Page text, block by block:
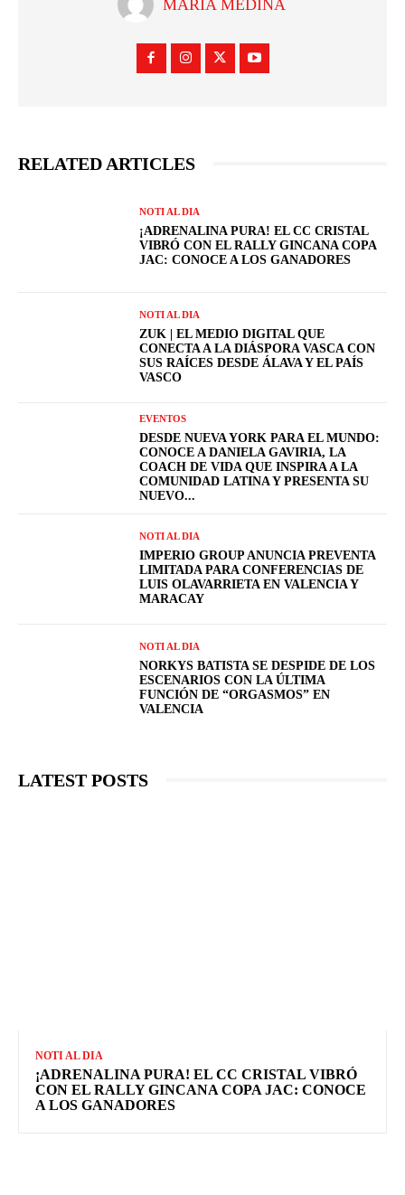
MARIA MEDINA
RELATED ARTICLES
NOTI AL DIA
¡ADRENALINA PURA! EL CC CRISTAL
VIBRÓ CON EL RALLY GINCANA COPA
JAC: CONOCE A LOS GANADORES
NOTI AL DIA
ZUK | EL MEDIO DIGITAL QUE
CONECTA A LA DIÁSPORA VASCA CON
SUS RAÍCES DESDE ÁLAVA Y EL PAÍS
VASCO
EVENTOS
DESDE NUEVA YORK PARA EL MUNDO:
CONOCE A DANIELA GAVIRIA, LA
COACH DE VIDA QUE INSPIRA A LA
COMUNIDAD LATINA Y PRESENTA SU
NUEVO...
NOTI AL DIA
IMPERIO GROUP ANUNCIA PREVENTA
LIMITADA PARA CONFERENCIAS DE
LUIS OLAVARRIETA EN VALENCIA Y
MARACAY
NOTI AL DIA
NORKYS BATISTA SE DESPIDE DE LOS
ESCENARIOS CON LA ÚLTIMA
FUNCIÓN DE “ORGASMOS” EN
VALENCIA
LATEST POSTS
NOTI AL DIA
¡ADRENALINA PURA! EL CC CRISTAL VIBRÓ
CON EL RALLY GINCANA COPA JAC: CONOCE
A LOS GANADORES